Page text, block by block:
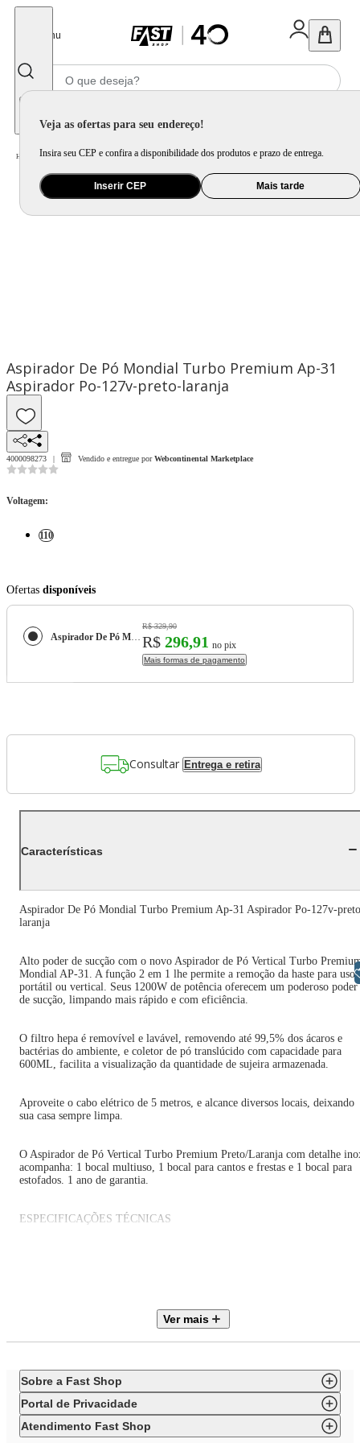
Menu
Veja as ofertas para seu endereço!
Insira seu CEP e confira a disponibilidade dos produtos e prazo de entrega.
Inserir CEP Mais tarde
Home Eletroportátil / Equipamento de Limpeza / Aspirador de Pó
Aspirador De Pó Mondial Turbo Premium Ap-31
Aspirador Po-127v-preto-laranja
4000098273 Vendido e entregue por Webcontinental Marketplace
Voltagem:
110
Ofertas disponíveis
Aspirador De Pó Mondial Turbo Premium Ap-31 Aspirador Po-127v-preto-laranja
R$ 329,90
R$ 296,91 no pix
Mais formas de pagamento
Consultar Entrega e retira
Características
Aspirador De Pó Mondial Turbo Premium Ap-31 Aspirador Po-127v-
laranja
Alto poder de sucção com o novo Aspirador de Pó Vertical Turbo
Mondial AP-31. A função 2 em 1 lhe permite a remoção da haste para uso
portátil ou vertical. Seus 1200W de potência oferecem um poderoso poder
de sucção, limpando mais rápido e com eficiência.
O filtro hepa é removível e lavável, removendo até 99,5% dos ácaros e
bactérias do ambiente, e coletor de pó translúcido com capacidade para
600ML, facilita a visualização da quantidade de sujeira armazenada.
Aproveite o cabo elétrico de 5 metros, e alcance diversos locais, deixando
sua casa sempre limpa.
O Aspirador de Pó Vertical Turbo Premium Preto/Laranja com detalhe
acompanha: 1 bocal multiuso, 1 bocal para cantos e frestas e 1 bocal para
estofados. 1 ano de garantia.
ESPECIFICAÇÕES TÉCNICAS
Função soprador: Não
Possui fio: Sim
Possui bateria: Não
Requer montagem: Não
Quantidade de volumes: 1
Voltagem: 110v
Ver mais
Sobre a Fast Shop
Portal de Privacidade
Atendimento Fast Shop
Libras